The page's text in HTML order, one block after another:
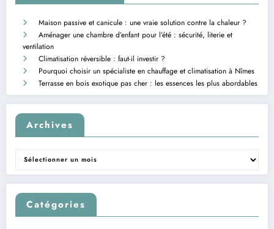
Maison passive et canicule : une vraie solution contre la chaleur ?
Aménager une chambre d’enfant pour l’été : sécurité, literie et
ventilation
Climatisation réversible : faut-il investir ?
Pourquoi choisir un spécialiste en chauffage et climatisation à Nîmes
Terrasse en bois exotique pas cher : les essences les plus abordables
Archives
Archives
Catégories